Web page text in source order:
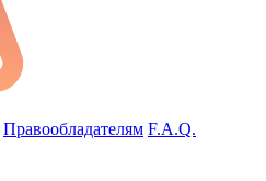
Правообладателям F.A.Q.